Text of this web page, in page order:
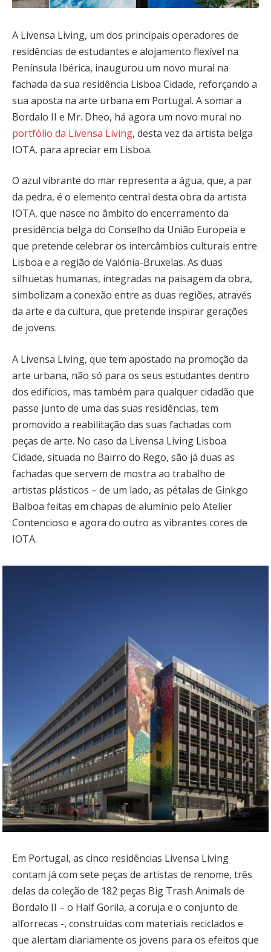
A Livensa Living, um dos principais operadores de
residências de estudantes e alojamento flexível na
Península Ibérica, inaugurou um novo mural na
fachada da sua residência Lisboa Cidade, reforçando a
sua aposta na arte urbana em Portugal. A somar a
Bordalo II e Mr. Dheo, há agora um novo mural no
portfólio da Livensa Living, desta vez da artista belga
IOTA, para apreciar em Lisboa.
O azul vibrante do mar representa a água, que, a par
da pedra, é o elemento central desta obra da artista
IOTA, que nasce no âmbito do encerramento da
presidência belga do Conselho da União Europeia e
que pretende celebrar os intercâmbios culturais entre
Lisboa e a região de Valónia-Bruxelas. As duas
silhuetas humanas, integradas na paisagem da obra,
simbolizam a conexão entre as duas regiões, através
da arte e da cultura, que pretende inspirar gerações
de jovens.
A Livensa Living, que tem apostado na promoção da
arte urbana, não só para os seus estudantes dentro
dos edifícios, mas também para qualquer cidadão que
passe junto de uma das suas residências, tem
promovido a reabilitação das suas fachadas com
peças de arte. No caso da Livensa Living Lisboa
Cidade, situada no Bairro do Rego, são já duas as
fachadas que servem de mostra ao trabalho de
artistas plásticos – de um lado, as pétalas de Ginkgo
Balboa feitas em chapas de alumínio pelo Atelier
Contencioso e agora do outro as vibrantes cores de
IOTA.
Em Portugal, as cinco residências Livensa Living
contam já com sete peças de artistas de renome, três
delas da coleção de 182 peças Big Trash Animals de
Bordalo II – o Half Gorila, a coruja e o conjunto de
alforrecas -, construídas com materiais reciclados e
que alertam diariamente os jovens para os efeitos que